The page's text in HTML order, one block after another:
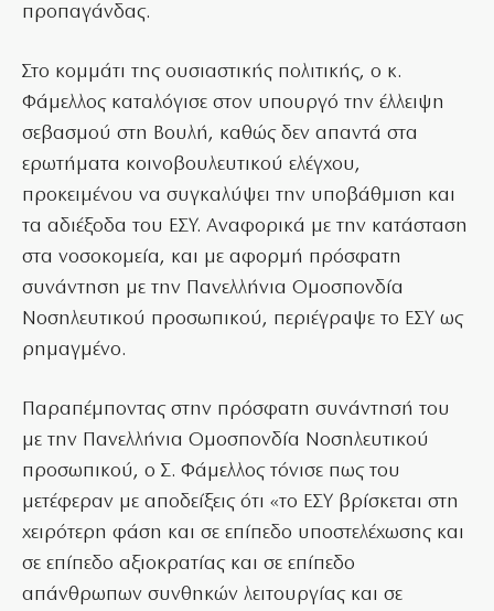
προπαγάνδας.
Στο κομμάτι της ουσιαστικής πολιτικής, ο κ.
Φάμελλος καταλόγισε στον υπουργό την έλλειψη
σεβασμού στη Βουλή, καθώς δεν απαντά στα
ερωτήματα κοινοβουλευτικού ελέγχου,
προκειμένου να συγκαλύψει την υποβάθμιση και
τα αδιέξοδα του ΕΣΥ. Αναφορικά με την κατάσταση
στα νοσοκομεία, και με αφορμή πρόσφατη
συνάντηση με την Πανελλήνια Ομοσπονδία
Νοσηλευτικού προσωπικού, περιέγραψε το ΕΣΥ ως
ρημαγμένο.
Παραπέμποντας στην πρόσφατη συνάντησή του
με την Πανελλήνια Ομοσπονδία Νοσηλευτικού
προσωπικού, ο Σ. Φάμελλος τόνισε πως του
μετέφεραν με αποδείξεις ότι «το ΕΣΥ βρίσκεται στη
χειρότερη φάση και σε επίπεδο υποστελέχωσης και
σε επίπεδο αξιοκρατίας και σε επίπεδο
απάνθρωπων συνθηκών λειτουργίας και σε